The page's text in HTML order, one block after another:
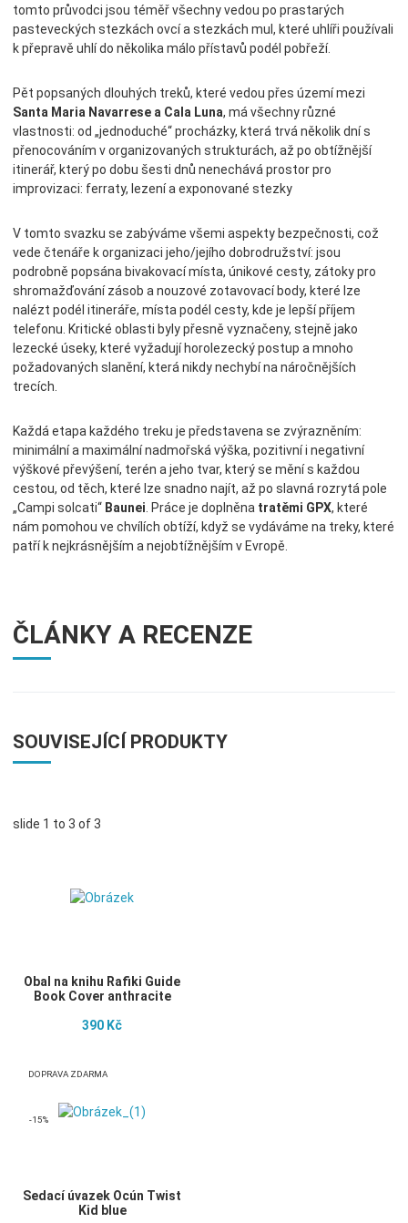
tomto průvodci jsou téměř všechny vedou po prastarých
pasteveckých stezkách ovcí a stezkách mul, které uhlíři používali
k přepravě uhlí do několika málo přístavů podél pobřeží.
Pět popsaných dlouhých treků, které vedou přes území mezi
Santa Maria Navarrese a Cala Luna, má všechny různé
vlastnosti: od „jednoduché“ procházky, která trvá několik dní s
přenocováním v organizovaných strukturách, až po obtížnější
itinerář, který po dobu šesti dnů nenechává prostor pro
improvizaci: ferraty, lezení a exponované stezky
V tomto svazku se zabýváme všemi aspekty bezpečnosti, což
vede čtenáře k organizaci jeho/jejího dobrodružství: jsou
podrobně popsána bivakovací místa, únikové cesty, zátoky pro
shromažďování zásob a nouzové zotavovací body, které lze
nalézt podél itineráře, místa podél cesty, kde je lepší příjem
telefonu. Kritické oblasti byly přesně vyznačeny, stejně jako
lezecké úseky, které vyžadují horolezecký postup a mnoho
požadovaných slanění, která nikdy nechybí na náročnějších
trecích.
Každá etapa každého treku je představena se zvýrazněním:
minimální a maximální nadmořská výška, pozitivní i negativní
výškové převýšení, terén a jeho tvar, který se mění s každou
cestou, od těch, které lze snadno najít, až po slavná rozrytá pole
„Campi solcati“ Baunei . Práce je doplněna tratěmi GPX, které
nám pomohou ve chvílích obtíží, když se vydáváme na treky, které
patří k nejkrásnějším a nejobtížnějším v Evropě.
ČLÁNKY A RECENZE
SOUVISEJÍCÍ PRODUKTY
slide 1 to 3 of 3
Obal na knihu Rafiki Guide
Book Cover anthracite
390 Kč
DOPRAVA ZDARMA
-15%
Sedací úvazek Ocún Twist
Kid blue